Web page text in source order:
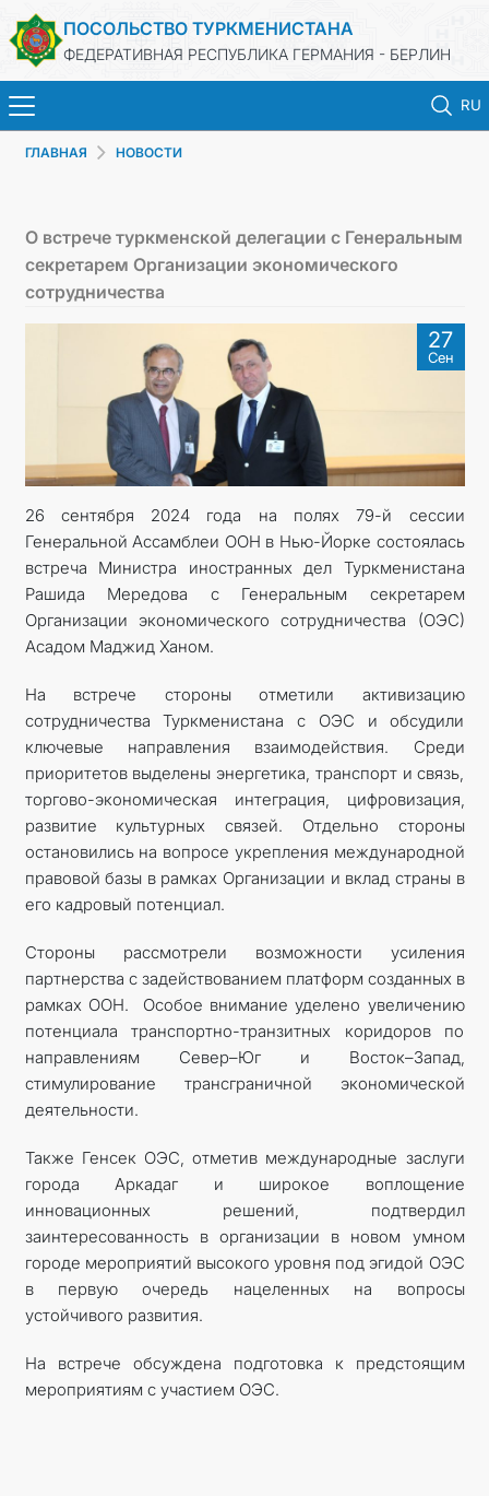
ПОСОЛЬСТВО ТУРКМЕНИСТАНА
ФЕДЕРАТИВНАЯ РЕСПУБЛИКА ГЕРМАНИЯ - БЕРЛИН
RU
МИД ТУРКМЕНИСТАНА
ТУРКМЕНИСТАН
КОНСУЛЬСКИЙ ОТДЕЛ
ИНВЕСТИЦИИ В ТУРКМЕНИСТАН
КОНТАКТНЫЕ ДАННЫЕ
ГЛАВНАЯ НОВОСТИ
О встрече туркменской делегации с Генеральным
секретарем Организации экономического
сотрудничества
27
Сен
26 сентября 2024 года на полях 79-й сессии
Генеральной Ассамблеи ООН в Нью-Йорке состоялась
встреча Министра иностранных дел Туркменистана
Рашида Мередова с Генеральным секретарем
Организации экономического сотрудничества (ОЭС)
Асадом Маджид Ханом.
На встрече стороны отметили активизацию
сотрудничества Туркменистана с ОЭС и обсудили
ключевые направления взаимодействия. Среди
приоритетов выделены энергетика, транспорт и связь,
торгово-экономическая интеграция, цифровизация,
развитие культурных связей. Отдельно стороны
остановились на вопросе укрепления международной
правовой базы в рамках Организации и вклад страны в
его кадровый потенциал.
Стороны рассмотрели возможности усиления
партнерства с задействованием платформ созданных в
рамках ООН. Особое внимание уделено увеличению
потенциала транспортно-транзитных коридоров по
направлениям Север–Юг и Восток–Запад,
стимулирование трансграничной экономической
деятельности.
Также Генсек ОЭС, отметив международные заслуги
города Аркадаг и широкое воплощение
инновационных решений, подтвердил
заинтересованность в организации в новом умном
городе мероприятий высокого уровня под эгидой ОЭС
в первую очередь нацеленных на вопросы
устойчивого развития.
На встрече обсуждена подготовка к предстоящим
мероприятиям с участием ОЭС.